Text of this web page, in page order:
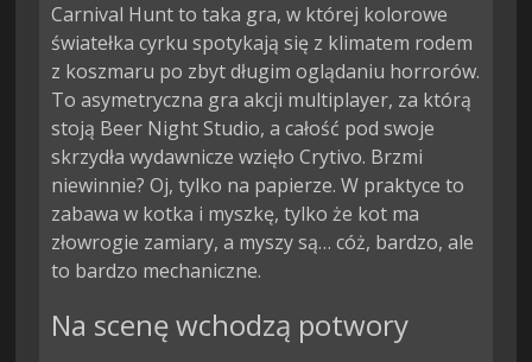
Carnival Hunt to taka gra, w której kolorowe
światełka cyrku spotykają się z klimatem rodem
z koszmaru po zbyt długim oglądaniu horrorów.
To asymetryczna gra akcji multiplayer, za którą
stoją Beer Night Studio, a całość pod swoje
skrzydła wydawnicze wzięło Crytivo. Brzmi
niewinnie? Oj, tylko na papierze. W praktyce to
zabawa w kotka i myszkę, tylko że kot ma
złowrogie zamiary, a myszy są… cóż, bardzo, ale
to bardzo mechaniczne.
Na scenę wchodzą potwory